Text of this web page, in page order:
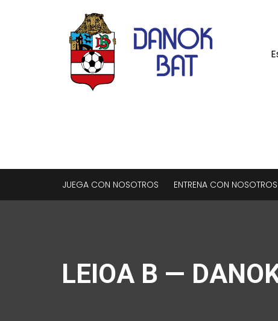
JUEGA CON NOSOTROS ENTRENA CON NOSOTROS
LEIOA B —